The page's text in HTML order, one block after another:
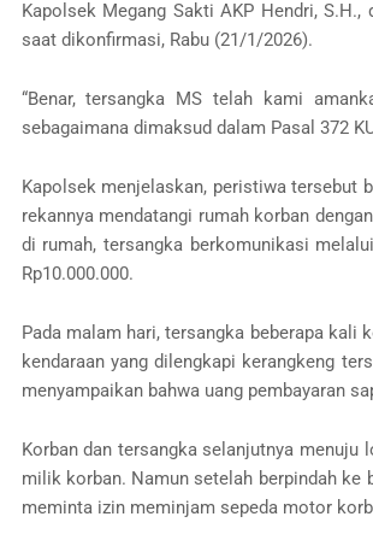
Kapolsek Megang Sakti AKP Hendri,
saat dikonfirmasi, Rabu (21/1/2026).
“Benar, tersangka MS telah kami
sebagaimana dimaksud dalam Pasal 372
Kapolsek menjelaskan, peristiwa tersebut
rekannya mendatangi rumah korban
di rumah, tersangka berkomunikasi
Rp10.000.000.
Pada malam hari, tersangka beberapa kali
kendaraan yang dilengkapi kerangkeng
menyampaikan bahwa uang pembayaran
Korban dan tersangka selanjutnya menuju
milik korban. Namun setelah berpindah ke
meminta izin meminjam sepeda motor